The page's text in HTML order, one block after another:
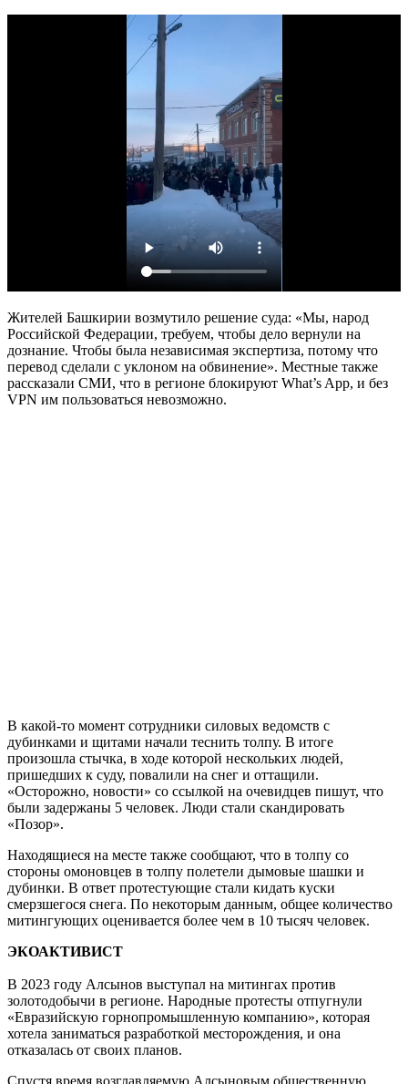
Жителей Башкирии возмутило решение суда: «Мы, народ
Российской Федерации, требуем, чтобы дело вернули на
дознание. Чтобы была независимая экспертиза, потому что
перевод сделали с уклоном на обвинение». Местные также
рассказали СМИ, что в регионе блокируют What’s App, и без
VPN им пользоваться невозможно.
В какой-то момент сотрудники силовых ведомств с
дубинками и щитами начали теснить толпу. В итоге
произошла стычка, в ходе которой нескольких людей,
пришедших к суду, повалили на снег и оттащили.
«Осторожно, новости» со ссылкой на очевидцев пишут, что
были задержаны 5 человек. Люди стали скандировать
«Позор».
Находящиеся на месте также сообщают, что в толпу со
стороны омоновцев в толпу полетели дымовые шашки и
дубинки. В ответ протестующие стали кидать куски
смерзшегося снега. По некоторым данным, общее количество
митингующих оценивается более чем в 10 тысяч человек.
ЭКОАКТИВИСТ
В 2023 году Алсынов выступал на митингах против
золотодобычи в регионе. Народные протесты отпугнули
«Евразийскую горнопромышленную компанию», которая
хотела заниматься разработкой месторождения, и она
отказалась от своих планов.
Спустя время возглавляемую Алсыновым общественную